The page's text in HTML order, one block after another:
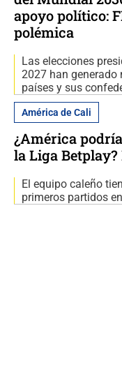
apoyo político:
polémica
Las elecciones
2027 han generado
países y sus
América de Cali
¿América
la Liga
El equipo caleño
primeros partidos